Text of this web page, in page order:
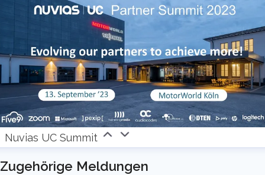
Nuvias UC Summit
Zugehörige Meldungen